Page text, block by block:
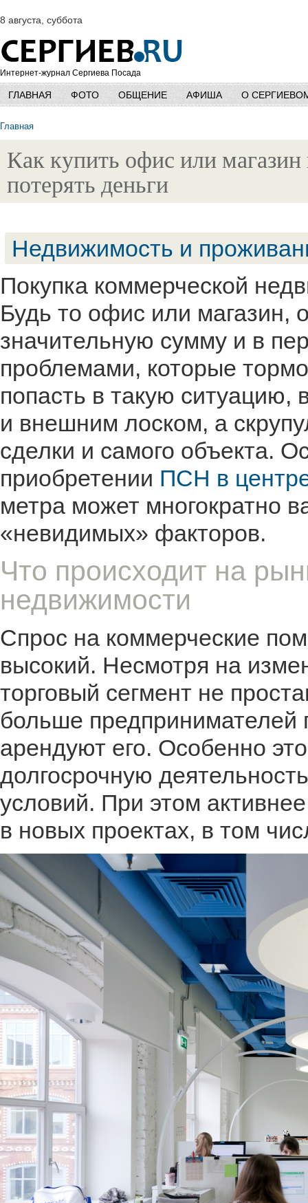
8 августа, суббота
Интернет-журнал Сергиева Посада
ГЛАВНАЯ ФОТО ОБЩЕНИЕ АФИША О
Главная
Как купить офис или магазин
потерять деньги
Недвижимость и
Покупка коммерческой
Будь то офис или магазин,
значительную сумму и в
проблемами, которые
попасть в такую ситуацию,
и внешним лоском, а
сделки и самого объекта.
приобретении ПСН в
метра может многократно
«невидимых» факторов.
Что происходит на
недвижимости
Спрос на коммерческие
высокий. Несмотря на
торговый сегмент не
больше
арендуют его. Особенно
долгосрочную
условий. При этом
в новых проектах, в том